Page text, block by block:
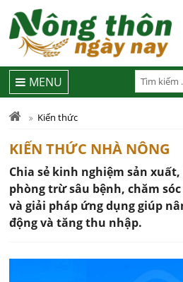
MENU
Kiến thức
KIẾN THỨC NHÀ NÔNG
Chia sẻ kinh nghiệm sản
phòng trừ sâu bệnh, chăm
và giải pháp ứng dụng giúp
động và tăng thu nhập.